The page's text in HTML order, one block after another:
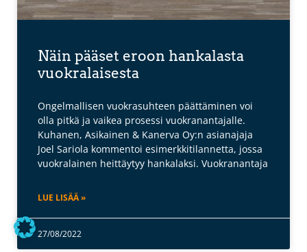
Näin pääset eroon hankalasta
vuokralaisesta
Ongelmallisen vuokrasuhteen päättäminen voi
olla pitkä ja vaikea prosessi vuokranantajalle.
Kuhanen, Asikainen & Kanerva Oy:n asianajaja
Joel Sariola kommentoi esimerkkitilannetta, jossa
vuokralainen heittäytyy hankalaksi. Vuokranantaja
LUE LISÄÄ »
27/08/2022